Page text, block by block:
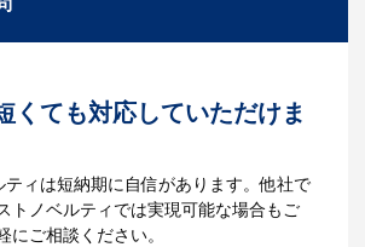
くても対応していただけま
ィは短納期に自信があります。他社で
トノベルティでは実現可能な場合もご
にご相談ください。